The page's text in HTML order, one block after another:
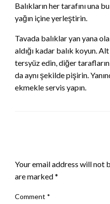
Balıkların her tarafını una
yağın içine yerleştirin.
Tavada balıklar yan yana
aldığı kadar balık koyun.
tersyüz edin, diğer
da aynı şekilde pişirin.
ekmekle servis yapın.
Your email address will not
are marked*
Comment *